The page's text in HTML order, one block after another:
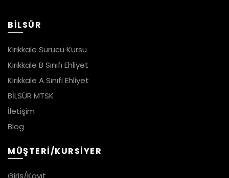
BİLSÜR
Kırıkkale Sürücü Kursu
Kırıkkale B Sınıfı Ehliyet
Kırıkkale A Sınıfı Ehliyet
BİLSÜR MTSK
İletişim
Blog
MÜŞTERİ/KURSİYER
Giriş/Kayıt